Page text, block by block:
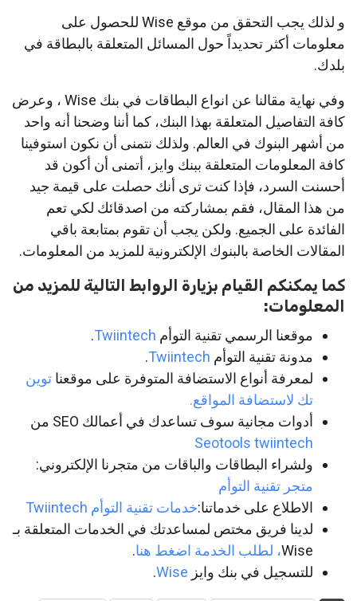
و لذلك يجب التحقق من موقع Wise للحصول على
معلومات أكثر تحديداً حول المسائل المتعلقة بالبطاقة في
بلدك.
وفي نهاية مقالنا عن انواع البطاقات في بنك Wise ، وعرض
كافة التفاصيل المتعلقة بهذا البنك، كما أننا وضحنا أنه واحد
من أشهر البنوك في العالم. ولذلك نتمنى أن نكون استوفينا
كافة المعلومات المتعلقة ببنك وايز، أتمنى أن أكون قد
أحسنت السرد، فإذا كنت ترى أنك حصلت على قيمة جيد
من هذا المقال، فقم بمشاركته من اصدقائك لكي تعم
الفائدة على الجميع. ولكن يجب أن تقوم بمتابعة باقي
المقالات الخاصة بالبنوك الإلكترونية للمزيد من المعلومات.
كما يمكنكم القيام بزيارة الروابط التالية للمزيد من
المعلومات:
موقعنا الرسمي تقنية التوأم Twiintech
.
مدونة تقنية التوأم Twiintech
.
لمعرفة أنواع الاستضافة المتوفرة على موقعنا توين
تك لاستضافة المواقع.
أدوات مجانية سوف تساعدك في أعمالك SEO من
Seotools twiintech
ولشراء البطاقات والباقات من متجرنا الإلكتروني:
متجر تقنية التوأم
الاطلاع على خدماتنا:خدمات تقنية التوأم Twiintech
لدينا فريق مختص لمساعدتك في الخدمات المتعلقة بـ
Wise، لطلب الخدمة اضغط هنا.
للتسجيل في بنك وايز Wise
.